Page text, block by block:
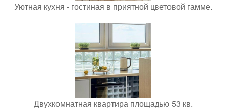
Уютная кухня - гостиная в приятной цветовой гамме.
Двухкомнатная квартира площадью 53 кв.